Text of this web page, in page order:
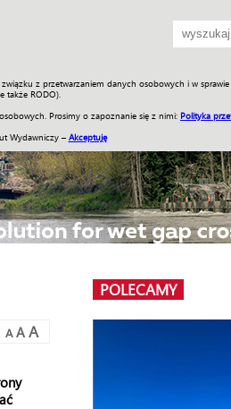
z przetwarzaniem danych osobowych i w
także RODO).
Prosimy o zapoznanie się z nimi: Polityka
Wydawniczy – Akceptuję
ENGLISH SKLEP Jednodniówki
A A A
POLECAMY